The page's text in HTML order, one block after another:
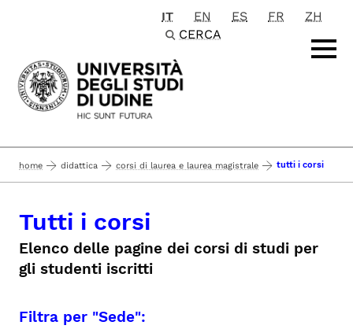
Passa al contenuto principale
IT EN ES FR
ZH
CERCA
home didattica corsi di laurea e laurea magistrale tutti i corsi
Tutti i corsi
Elenco delle pagine dei corsi di studi per
gli studenti iscritti
Filtra per "Sede":